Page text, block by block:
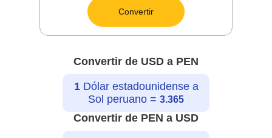
Convertir
Convertir de USD a PEN
1Dólar estadounidense a
Sol peruano = 3.365
Convertir de PEN a USD